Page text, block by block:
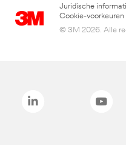
Juridische
Cookie-voorkeuren
© 3M 2026. Alle